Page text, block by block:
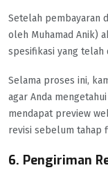
Setelah pembayaran
oleh Muhamad Anik)
spesifikasi yang telah
Selama proses ini,
agar Anda
mendapat preview
revisi sebelum tahap
6. Pengiriman